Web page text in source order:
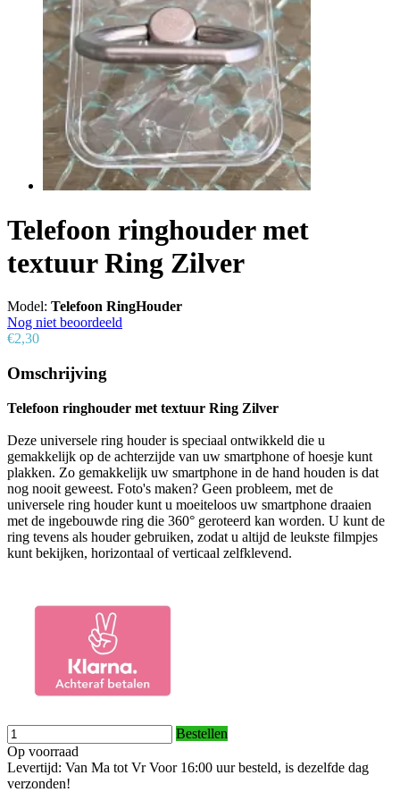
Telefoon ringhouder met
textuur Ring Zilver
Model: Telefoon RingHouder
Nog niet beoordeeld
€2,30
Omschrijving
Telefoon ringhouder met textuur Ring Zilver
Deze universele ring houder is speciaal ontwikkeld die u
gemakkelijk op de achterzijde van uw smartphone of hoesje kunt
plakken. Zo gemakkelijk uw smartphone in de hand houden is dat
nog nooit geweest. Foto's maken? Geen probleem, met de
universele ring houder kunt u moeiteloos uw smartphone draaien
met de ingebouwde ring die 360° geroteerd kan worden. U kunt de
ring tevens als houder gebruiken, zodat u altijd de leukste filmpjes
kunt bekijken, horizontaal of verticaal zelfklevend.
Bestellen
Op voorraad
Levertijd: Van Ma tot Vr Voor 16:00 uur besteld, is dezelfde dag
verzonden!